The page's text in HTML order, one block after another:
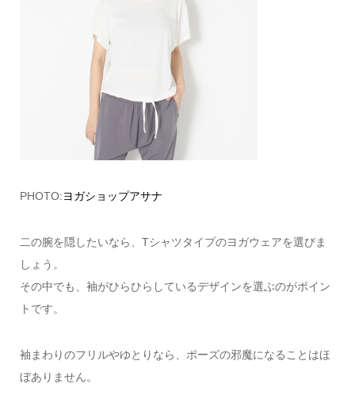
PHOTO:ヨガショップアサナ
二の腕を隠したいなら、Tシャツタイプのヨガウェアを選びま
しょう。
その中でも、袖がひらひらしているデザインを選ぶのがポイン
トです。
袖まわりのフリルやゆとりなら、ポーズの邪魔になることはほ
ぼありません。